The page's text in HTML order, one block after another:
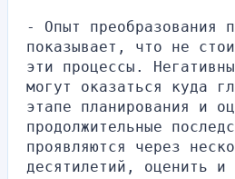
- Опыт преобразования
показывает, что не
эти процессы.
могут оказаться куда
этапе планирования и
продолжительные
проявляются через
десятилетий, оценить и